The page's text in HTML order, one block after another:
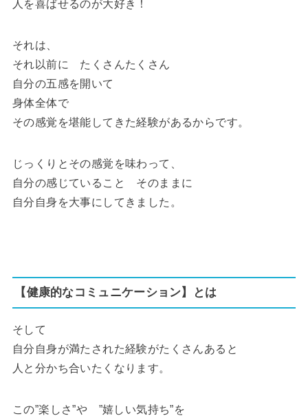
人を喜ばせるのが大好き！
それは、
それ以前に たくさんたくさん
自分の五感を開いて
身体全体で
その感覚を堪能してきた経験があるからです。
じっくりとその感覚を味わって、
自分の感じていること そのままに
自分自身を大事にしてきました。
【健康的なコミュニケーション】とは
そして
自分自身が満たされた経験がたくさんあると
人と分かち合いたくなります。
この”楽しさ”や ”嬉しい気持ち”を